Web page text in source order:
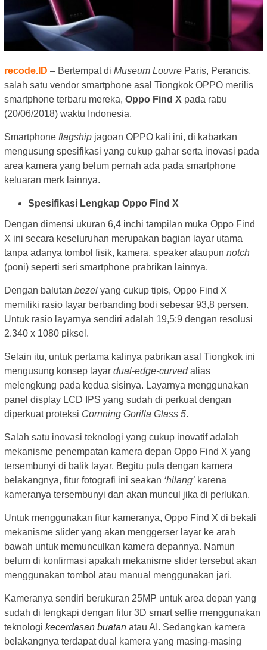
recode.ID – Bertempat di Museum Louvre Paris, Perancis,
salah satu vendor smartphone asal Tiongkok OPPO merilis
smartphone terbaru mereka, Oppo Find X pada rabu
(20/06/2018) waktu Indonesia.
Smartphone flagship jagoan OPPO kali ini, di kabarkan
mengusung spesifikasi yang cukup gahar serta inovasi pada
area kamera yang belum pernah ada pada smartphone
keluaran merk lainnya.
Spesifikasi Lengkap Oppo Find X
Dengan dimensi ukuran 6,4 inchi tampilan muka Oppo Find
X ini secara keseluruhan merupakan bagian layar utama
tanpa adanya tombol fisik, kamera, speaker ataupun notch
(poni) seperti seri smartphone prabrikan lainnya.
Dengan balutan bezel yang cukup tipis, Oppo Find X
memiliki rasio layar berbanding bodi sebesar 93,8 persen.
Untuk rasio layarnya sendiri adalah 19,5:9 dengan resolusi
2.340 x 1080 piksel.
Selain itu, untuk pertama kalinya pabrikan asal Tiongkok ini
mengusung konsep layar dual-edge-curvedalias
melengkung pada kedua sisinya. Layarnya menggunakan
panel display LCD IPS yang sudah di perkuat dengan
diperkuat proteksi Cornning Gorilla Glass 5.
Salah satu inovasi teknologi yang cukup inovatif adalah
mekanisme penempatan kamera depan Oppo Find X yang
tersembunyi di balik layar. Begitu pula dengan kamera
belakangnya, fitur fotografi ini seakan ‘hilang’ karena
kameranya tersembunyi dan akan muncul jika di perlukan.
Untuk menggunakan fitur kameranya, Oppo Find X di bekali
mekanisme slider yang akan menggerser layar ke arah
bawah untuk memunculkan kamera depannya. Namun
belum di konfirmasi apakah mekanisme slider tersebut akan
menggunakan tombol atau manual menggunakan jari.
Kameranya sendiri berukuran 25MP untuk area depan yang
sudah di lengkapi dengan fitur 3D smart selfie menggunakan
teknologi kecerdasan buatan atau AI. Sedangkan kamera
belakangnya terdapat dual kamera yang masing-masing